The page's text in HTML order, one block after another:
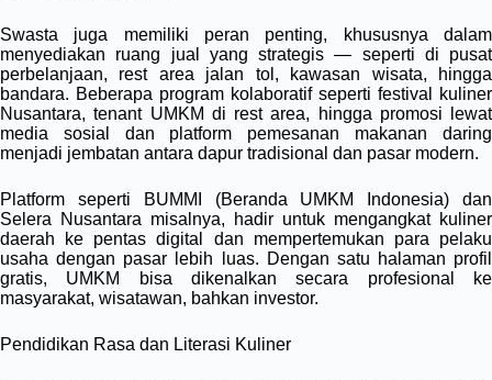
Swasta juga memiliki peran penting, khususnya dalam
menyediakan ruang jual yang strategis — seperti di pusat
perbelanjaan, rest area jalan tol, kawasan wisata, hingga
bandara. Beberapa program kolaboratif seperti festival kuliner
Nusantara, tenant UMKM di rest area, hingga promosi lewat
media sosial dan platform pemesanan makanan daring
menjadi jembatan antara dapur tradisional dan pasar modern.
Platform seperti BUMMI (Beranda UMKM Indonesia) dan
Selera Nusantara misalnya, hadir untuk mengangkat kuliner
daerah ke pentas digital dan mempertemukan para pelaku
usaha dengan pasar lebih luas. Dengan satu halaman profil
gratis, UMKM bisa dikenalkan secara profesional ke
masyarakat, wisatawan, bahkan investor.
Pendidikan Rasa dan Literasi Kuliner